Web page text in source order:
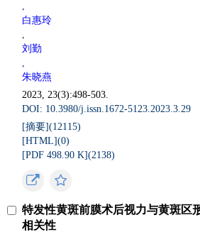
,
白惠玲
,
刘勤
,
朱晓燕
2023, 23(3):498-503.
DOI: 10.3980/j.issn.1672-5123.2023.3.29
[摘要](12115)
[HTML](0)
[PDF 498.90 K](2138)
特发性黄斑前膜术后视力与黄斑区
相关性